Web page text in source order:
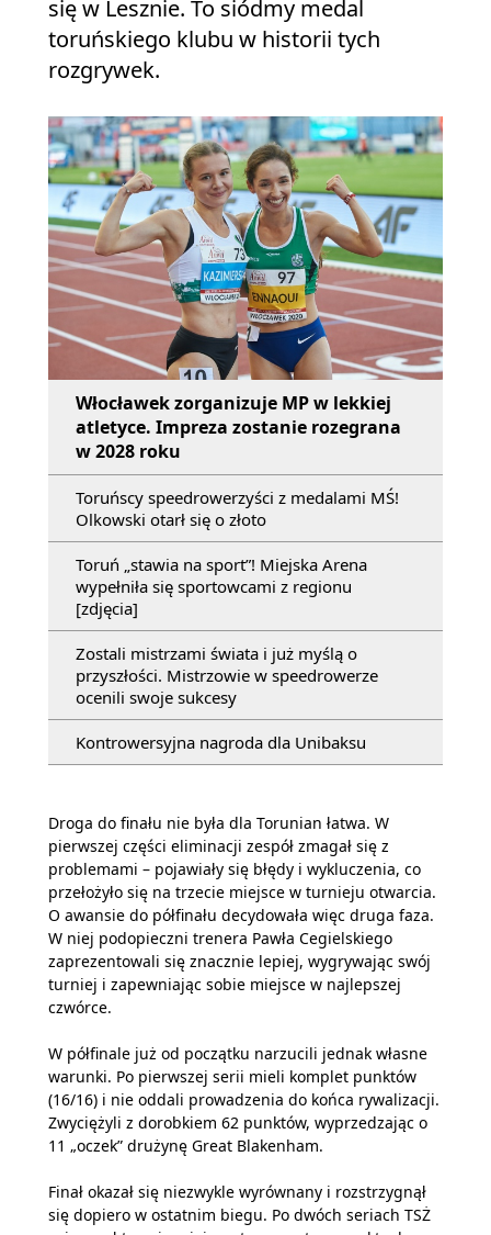
się w Lesznie. To siódmy medal
toruńskiego klubu w historii tych
rozgrywek.
Włocławek zorganizuje MP w lekkiej
atletyce. Impreza zostanie rozegrana
w 2028 roku
Toruńscy speedrowerzyści z medalami MŚ!
Olkowski otarł się o złoto
Toruń „stawia na sport”! Miejska Arena
wypełniła się sportowcami z regionu
[zdjęcia]
Zostali mistrzami świata i już myślą o
przyszłości. Mistrzowie w speedrowerze
ocenili swoje sukcesy
Kontrowersyjna nagroda dla Unibaksu
Droga do finału nie była dla Torunian łatwa. W
pierwszej części eliminacji zespół zmagał się z
problemami – pojawiały się błędy i wykluczenia, co
przełożyło się na trzecie miejsce w turnieju otwarcia.
O awansie do półfinału decydowała więc druga faza.
W niej podopieczni trenera Pawła Cegielskiego
zaprezentowali się znacznie lepiej, wygrywając swój
turniej i zapewniając sobie miejsce w najlepszej
czwórce.
W półfinale już od początku narzucili jednak własne
warunki. Po pierwszej serii mieli komplet punktów
(16/16) i nie oddali prowadzenia do końca rywalizacji.
Zwyciężyli z dorobkiem 62 punktów, wyprzedzając o
11 „oczek” drużynę Great Blakenham.
Finał okazał się niezwykle wyrównany i rozstrzygnął
się dopiero w ostatnim biegu. Po dwóch seriach TSŻ